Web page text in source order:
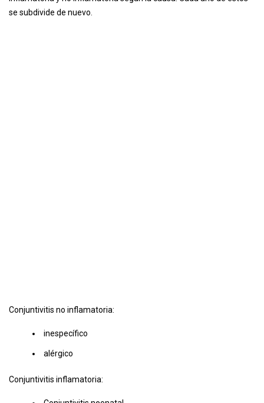
se subdivide de nuevo.
Conjuntivitis no inflamatoria:
inespecífico
alérgico
Conjuntivitis inflamatoria: